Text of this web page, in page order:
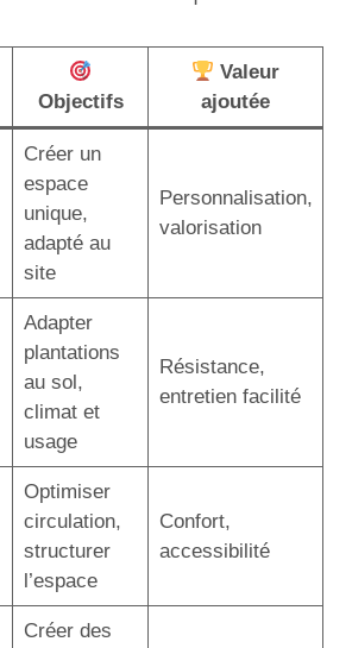
Objectifs
Valeur
ajoutée
Créer un
espace
unique,
adapté au
site
Personnalisation,
valorisation
Adapter
plantations
au sol,
climat et
usage
Résistance,
entretien facilité
Optimiser
circulation,
structurer
l’espace
Confort,
accessibilité
Créer des